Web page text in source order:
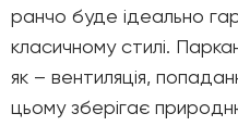
ранчо буде ідеально
класичному стилі.
як – вентиляція,
цьому зберігає